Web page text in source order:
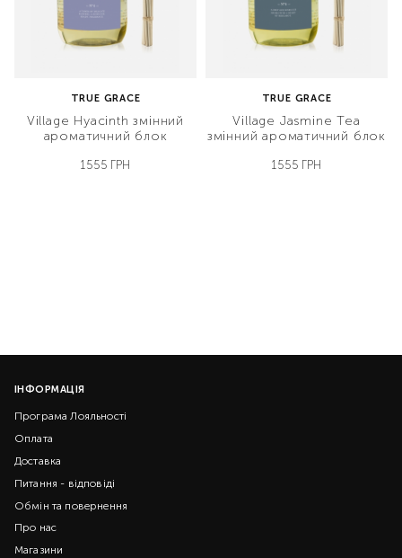
TRUE GRACE
Village Hyacinth змінний
ароматичний блок
1555 ГРН
TRUE GRACE
Village Jasmine Tea
змінний ароматичний блок
1555 ГРН
ІНФОРМАЦІЯ
Програма Лояльності
Оплата
Доставка
Питання - відповіді
Обмін та повернення
Про нас
Магазини